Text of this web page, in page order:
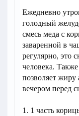
Ежедневно
голодный
смесь меда с
заваренной в
регулярно, это
человека.
позволяет жиру
вечером перед
1. 1 часть